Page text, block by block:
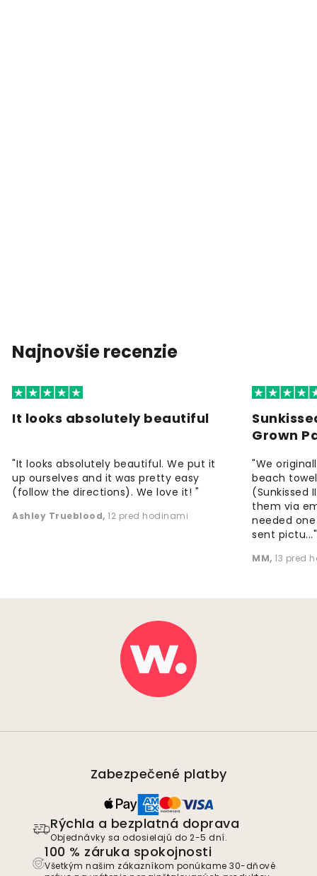
Najnovšie recenzie
It looks absolutely beautiful
"It looks absolutely beautiful. We put it
up ourselves and it was pretty easy
(follow the directions). We love it! "
Ashley Trueblood, 12 pred hodinami
Grown
"We
beach
(Sunkissed
them via
needed
sent pictu..."
MM, 13 pred
Zabezpečené platby
Rýchla a bezplatná doprava
Objednávky sa odosielajú do 2-5 dní.
100 % záruka spokojnosti
Všetkým našim zákazníkom ponúkame 30-dňové